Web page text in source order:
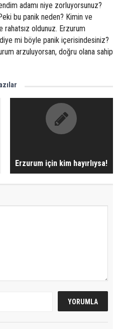
adamı niye zorluyorsunuz?
bu panik neden? Kimin ve
rahatsız oldunuz. Erzurum
mi böyle panik içerisindesiniz?
arzuluyorsan, doğru olana sahip
Erzurum için kim hayırlıysa!